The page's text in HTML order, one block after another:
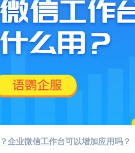
企业微信工作台可以增加应用吗？